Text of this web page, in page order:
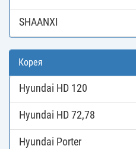
SHAANXI
Корея
Hyundai HD 120
Hyundai HD 72,78
Hyundai Porter